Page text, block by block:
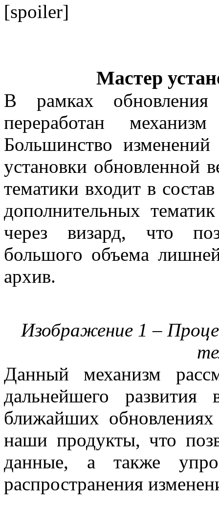
[spoiler]
Мастер
В рамках
переработан
Большинство
установки обновленной
тематики входит в
дополнительных
через визард, что
большого объема
архив.
Изображение 1 –
Данный механизм
дальнейшего
ближайших
наши продукты, что
данные, а также
распространения